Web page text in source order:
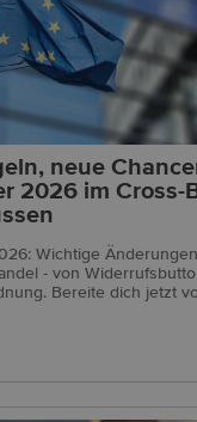
neue
2026 im Cross-
Wichtige
- von
Bereite dich jetzt